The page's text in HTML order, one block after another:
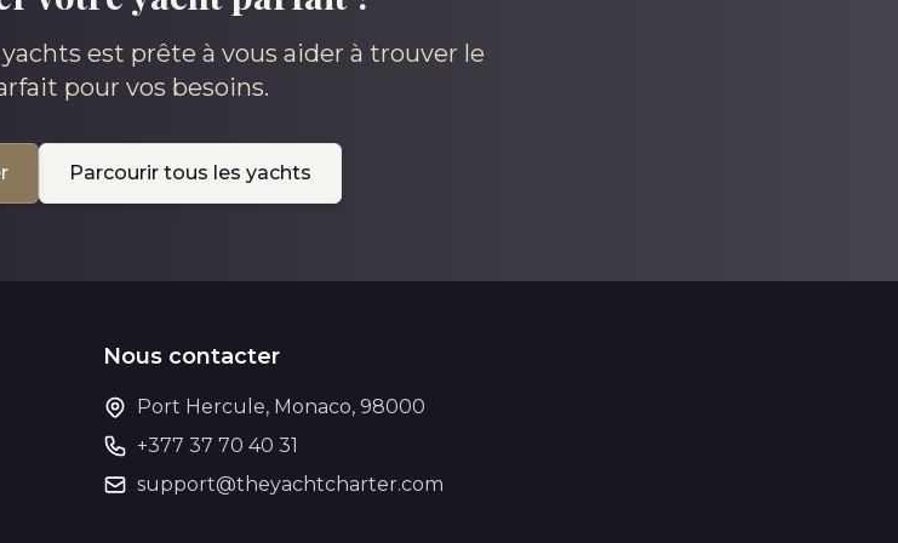
est prête à vous aider à trouver le
pour vos besoins.
Parcourir tous les yachts
Nous contacter
Port Hercule, Monaco, 98000
+377 37 70 40 31
support@theyachtcharter.com